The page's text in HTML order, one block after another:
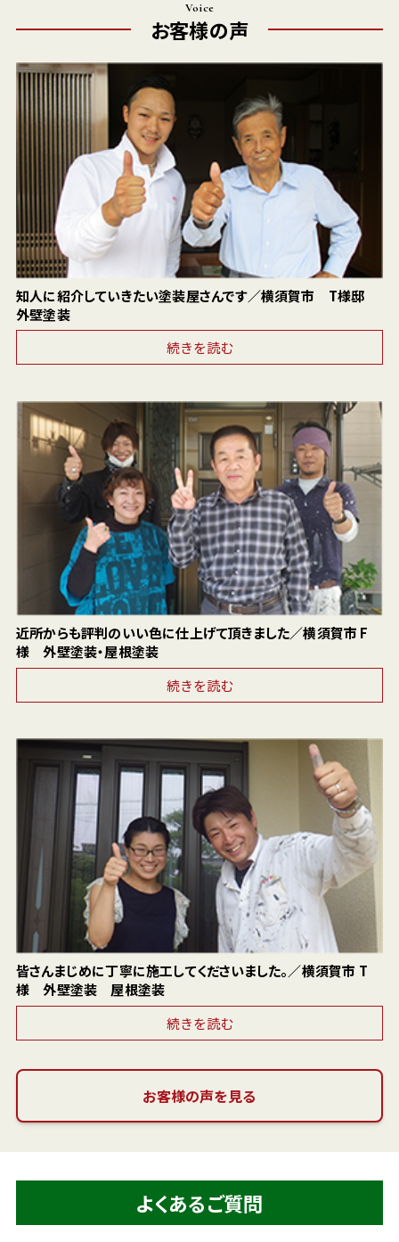
Voice
お客様の声
知人に紹介していきたい塗装屋さんです／横須賀市 T様邸
外壁塗装
続きを読む
近所からも評判のいい色に仕上げて頂きました／横須賀市 F
様 外壁塗装・屋根塗装
続きを読む
皆さんまじめに丁寧に施工してくださいました。／横須賀市 T
様 外壁塗装 屋根塗装
続きを読む
お客様の声を見る
よくあるご質問